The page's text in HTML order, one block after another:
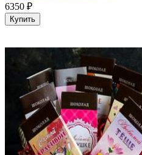
6350 ₽
Купить